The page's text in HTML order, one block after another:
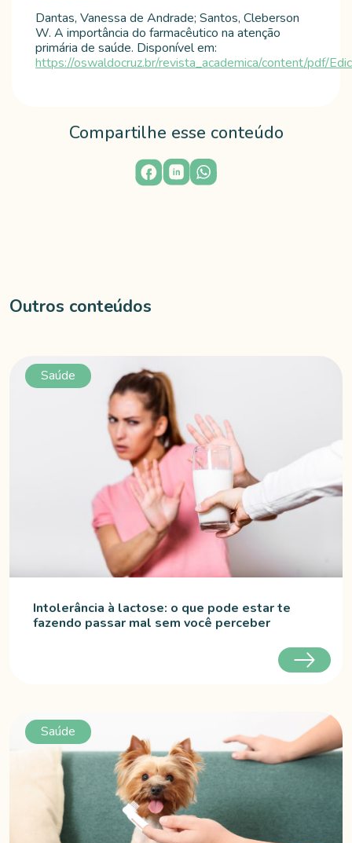
Dantas, Vanessa de Andrade; Santos, Cleberson
W. A importância do farmacêutico na atenção
primária de saúde. Disponível em:
https://oswaldocruz.br/revista_academica/content/pdf/
Compartilhe esse conteúdo
Outros conteúdos
Saúde
Intolerância à lactose: o que pode estar te
fazendo passar mal sem você perceber
Saúde